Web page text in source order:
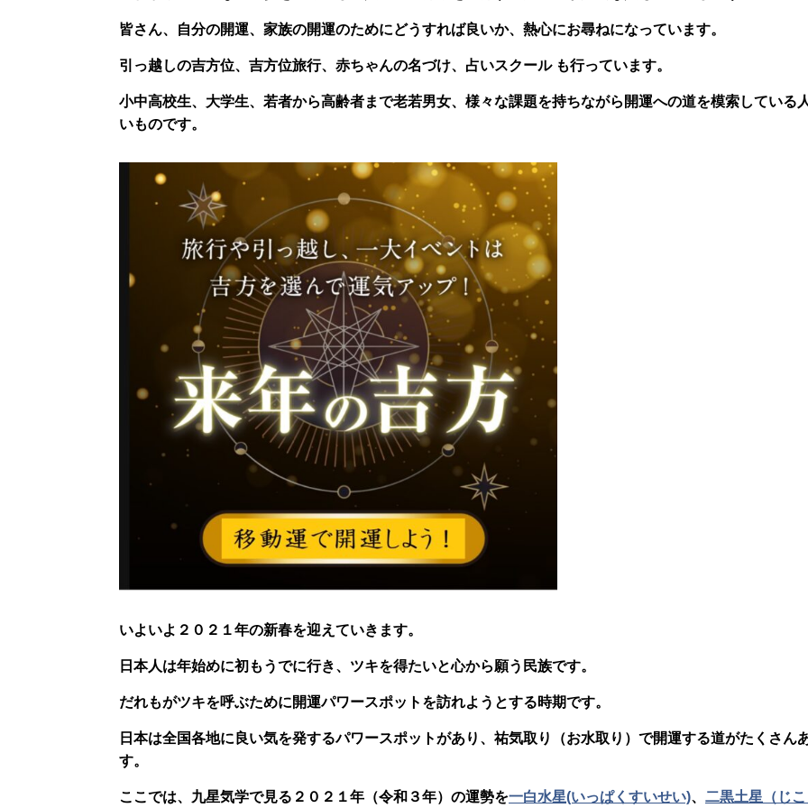
皆さん、自分の開運、家族の開運のためにどうすれば良いか、熱心にお尋ねになっています。
引っ越しの吉方位、吉方位旅行、赤ちゃんの名づけ、占いスクール も行っています。
小中高校生、大学生、若者から高齢者まで老若男女、様々な課題を持ちながら開運への道を模索している
いものです。
いよいよ２０２１年の新春を迎えていきます。
日本人は年始めに初もうでに行き、ツキを得たいと心から願う民族です。
だれもがツキを呼ぶために開運パワースポットを訪れようとする時期です。
日本は全国各地に良い気を発するパワースポットがあり、祐気取り（お水取り）で開運する道がたくさん
す。
ここでは、九星気学で見る２０２１年（令和３年）の運勢を一白水星(いっぱくすいせい)、 二黒土星（じ